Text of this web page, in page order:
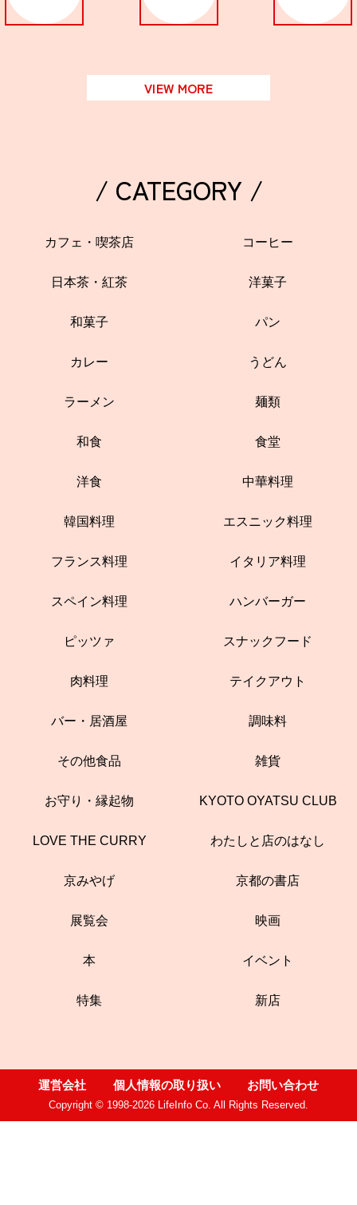
VIEW MORE
/ CATEGORY /
カフェ・喫茶店 コーヒー
日本茶・紅茶 洋菓子
和菓子 パン
カレー うどん
ラーメン 麺類
和食 食堂
洋食 中華料理
韓国料理 エスニック料理
フランス料理 イタリア料理
スペイン料理 ハンバーガー
ピッツァ スナックフード
肉料理 テイクアウト
バー・居酒屋 調味料
その他食品 雑貨
お守り・縁起物 KYOTO OYATSU CLUB
LOVE THE CURRY わたしと店のはなし
京みやげ 京都の書店
展覧会 映画
本 イベント
特集 新店
運営会社 個人情報の取り扱い お問い合わせ
Copyright © 1998-2026 LifeInfo Co. All Rights Reserved.